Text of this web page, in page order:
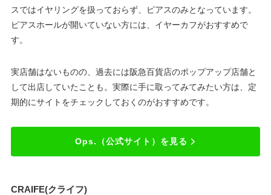
スではイヤリングを扱っておらず、ピアスのみとなっています。
ピアスホールが開いていない方には、イヤーカフがおすすめで
す。
実店舗はないものの、過去には阪急百貨店のポップアップ店舗と
して出店していたことも。実際に手に取ってみてみたい方は、定
期的にサイトをチェックしておくのがおすすめです。
Ops.（公式サイト）を見る
CRAIFE(クライフ)